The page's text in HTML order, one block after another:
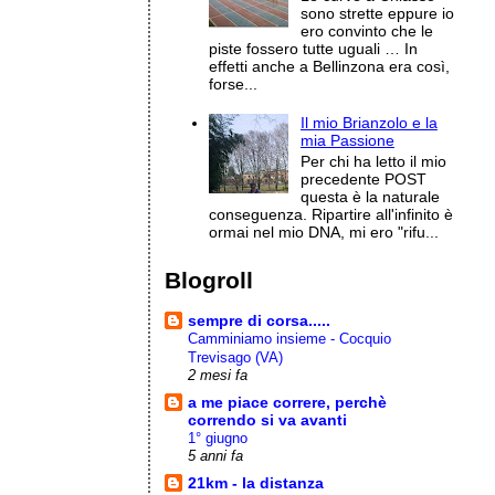
sono strette eppure io
ero convinto che le
piste fossero tutte uguali … In
effetti anche a Bellinzona era così,
forse...
Il mio Brianzolo e la
mia Passione
Per chi ha letto il mio
precedente POST
questa è la naturale
conseguenza. Ripartire all'infinito è
ormai nel mio DNA, mi ero "rifu...
Blogroll
sempre di corsa.....
Camminiamo insieme - Cocquio
Trevisago (VA)
2 mesi fa
a me piace correre, perchè
correndo si va avanti
1° giugno
5 anni fa
21km - la distanza